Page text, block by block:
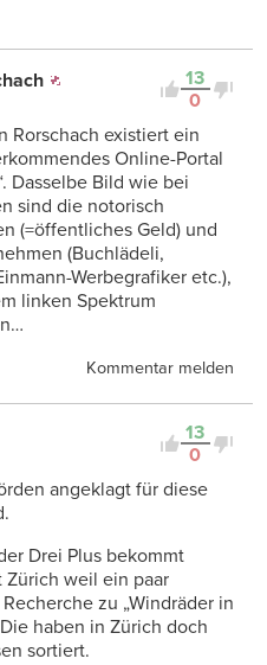
13
0
Rorschach existiert ein
Online-Portal
Dasselbe Bild wie bei
sind die notorisch
(=öffentliches Geld) und
(Buchlädeli,
Werbegrafiker etc.),
linken Spektrum
Kommentar melden
13
0
angeklagt für diese
Drei Plus bekommt
Zürich weil ein paar
zu „Windräder in
haben in Zürich doch
sortiert.